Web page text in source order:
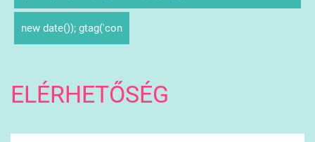
new date()); gtag('con
ELÉRHETŐSÉG